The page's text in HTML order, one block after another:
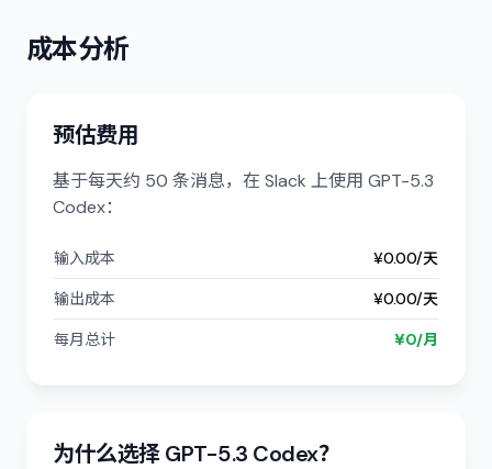
成本分析
预估费用
基于每天约 50 条消息，在 Slack 上使用 GPT-5.3
Codex：
输入成本 ¥0.00/天
输出成本 ¥0.00/天
每月总计 ¥0/月
为什么选择 GPT-5.3 Codex？